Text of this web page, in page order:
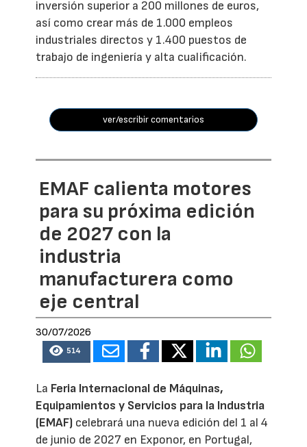
inversión superior a 200 millones de euros,
así como crear más de 1.000 empleos
industriales directos y 1.400 puestos de
trabajo de ingeniería y alta cualificación.
ver/escribir comentarios
EMAF calienta motores
para su próxima edición
de 2027 con la
industria
manufacturera como
eje central
30/07/2026
514
La Feria Internacional de Máquinas,
Equipamientos y Servicios para la Industria
(EMAF) celebrará una nueva edición del 1 al 4
de junio de 2027 en Exponor, en Portugal,